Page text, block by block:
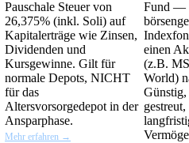
Pauschale Steuer von
26,375% (inkl. Soli) auf
Kapitalerträge wie Zinsen,
Dividenden und
Kursgewinne. Gilt für
normale Depots, NICHT
für das
Altersvorsorgedepot in der
Ansparphase.
Mehr erfahren →
Fund —
einen
(z.B.
World)